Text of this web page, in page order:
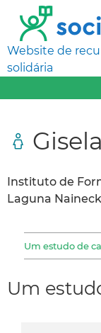
Website de
solidária
Instituto de
Laguna
Um estudo de
Um